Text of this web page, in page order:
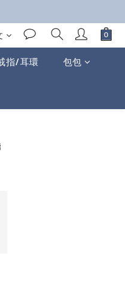
指/耳環 包包